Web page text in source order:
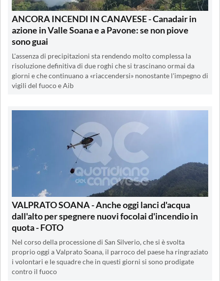
ANCORA INCENDI IN CANAVESE - Canadair in
azione in Valle Soana e a Pavone: se non piove
sono guai
L'assenza di precipitazioni sta rendendo molto complessa la
risoluzione definitiva di due roghi che si trascinano ormai da
giorni e che continuano a «riaccendersi» nonostante l'impegno di
vigili del fuoco e Aib
VALPRATO SOANA - Anche oggi lanci d'acqua
dall'alto per spegnere nuovi focolai d'incendio in
quota - FOTO
Nel corso della processione di San Silverio, che si è svolta
proprio oggi a Valprato Soana, il parroco del paese ha ringraziato
i volontari e le squadre che in questi giorni si sono prodigate
contro il fuoco